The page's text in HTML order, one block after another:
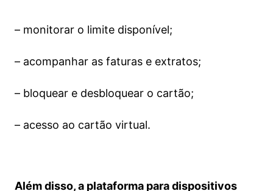
– monitorar o limite disponível;
– acompanhar as faturas e extratos;
– bloquear e desbloquear o cartão;
– acesso ao cartão virtual.
Além disso, a plataforma para dispositivos